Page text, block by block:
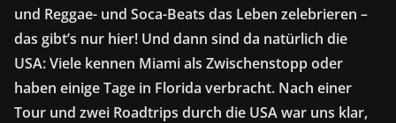
und Reggae- und Soca-Beats das Leben zelebrieren –
das gibt’s nur hier! Und dann sind da natürlich die
USA: Viele kennen Miami als Zwischenstopp oder
haben einige Tage in Florida verbracht. Nach einer
Tour und zwei Roadtrips durch die USA war uns klar,